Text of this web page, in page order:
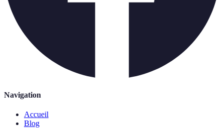
Navigation
Accueil
Blog